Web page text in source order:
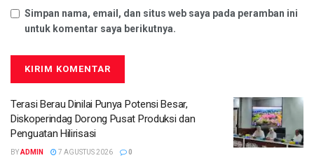
Simpan nama, email, dan situs web saya pada peramban ini
untuk komentar saya berikutnya.
Terasi Berau Dinilai Punya Potensi Besar,
Diskoperindag Dorong Pusat Produksi dan
Penguatan Hilirisasi
BYADMIN 7 AGUSTUS 2026 0